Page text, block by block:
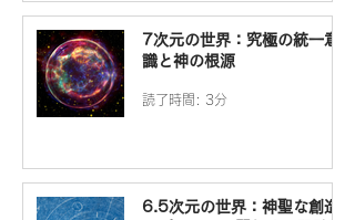
7次元の世界：究極の統一意
識と神の根源
読了時間: 3分
6.5次元の世界：神聖な創造